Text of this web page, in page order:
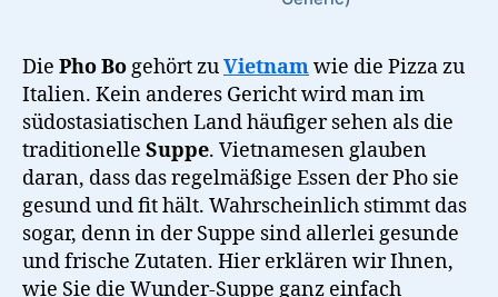
Die Pho Bo gehört zuVietnamwie die Pizza zu
Italien. Kein anderes Gericht wird man im
südostasiatischen Land häufiger sehen als die
traditionelle Suppe. Vietnamesen glauben
daran, dass das regelmäßige Essen der Pho sie
gesund und fit hält. Wahrscheinlich stimmt das
sogar, denn in der Suppe sind allerlei gesunde
und frische Zutaten. Hier erklären wir Ihnen,
wie Sie die Wunder-Suppe ganz einfach